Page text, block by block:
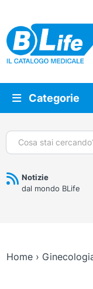
Vai al contenuto
Categorie
Cerca:
Notizie
dal mondo BLife
Home›